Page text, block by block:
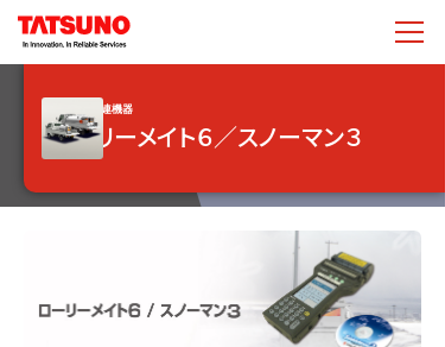
燃料配送関連機器
ローリーメイト６／スノーマン３